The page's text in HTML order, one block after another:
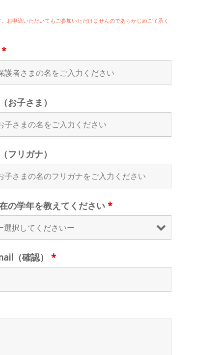
お申込いただいてもご参加いただけませんのであらかじめご了承く
*
お子さま）
フリガナ）
の学年を教えてください*
（確認）*